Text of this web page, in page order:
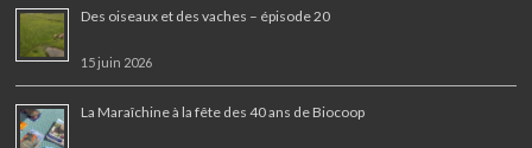
Des oiseaux et des vaches – épisode 20
15 juin 2026
La Maraîchine à la fête des 40 ans de Biocoop